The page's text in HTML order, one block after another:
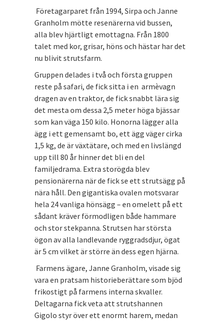
Företagarparet från 1994, Sirpa och Janne
Granholm mötte resenärerna vid bussen,
alla blev hjärtligt emottagna. Från 1800
talet med kor, grisar, höns och hästar har det
nu blivit strutsfarm.
Gruppen delades i två och första gruppen
reste på safari, de fick sitta i en armèvagn
dragen av en traktor, de fick snabbt lära sig
det mesta om dessa 2,5 meter höga bjässar
som kan väga 150 kilo. Honorna lägger alla
ägg i ett gemensamt bo, ett ägg väger cirka
1,5 kg, de är växtätare, och med en livslängd
upp till 80 år hinner det bli en del
familjedrama. Extra storögda blev
pensionärerna när de fick se ett strutsägg på
nära håll. Den gigantiska ovalen motsvarar
hela 24 vanliga hönsägg – en omelett på ett
sådant kräver förmodligen både hammare
och stor stekpanna. Strutsen har största
ögon av alla landlevande ryggradsdjur, ögat
är 5 cm vilket är större än dess egen hjärna.
Farmens ägare, Janne Granholm, visade sig
vara en pratsam historieberättare som bjöd
frikostigt på farmens interna skvaller.
Deltagarna fick veta att strutshannen
Gigolo styr över ett enormt harem, medan